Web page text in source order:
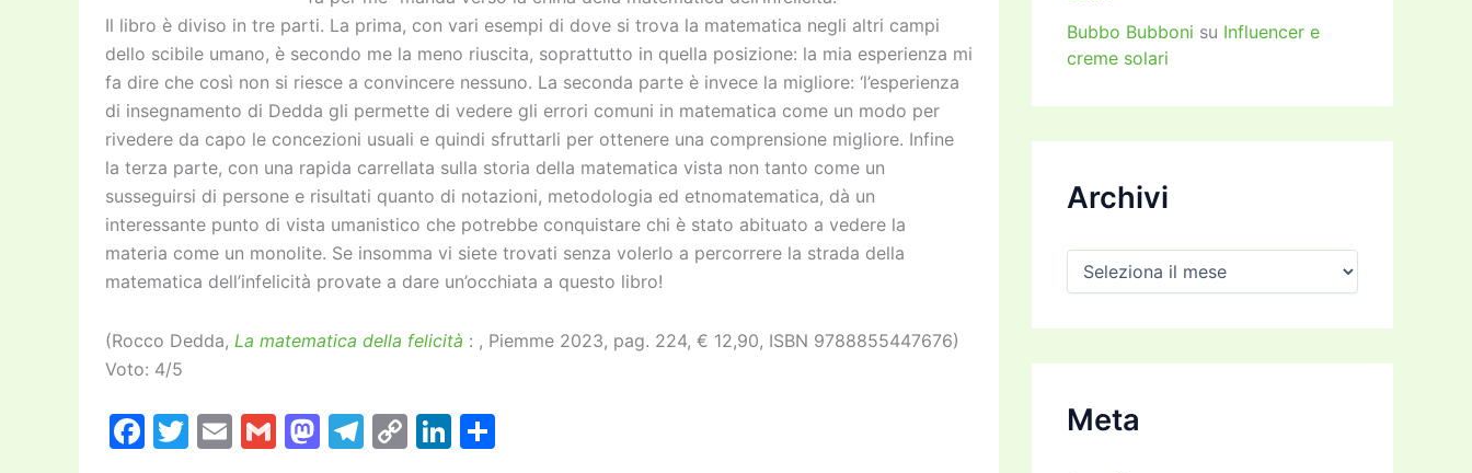
Il libro è diviso in tre parti. La prima, con vari esempi di dove si trova la matematica negli altri campi
dello scibile umano, è secondo me la meno riuscita, soprattutto in quella posizione: la mia esperienza mi
fa dire che così non si riesce a convincere nessuno. La seconda parte è invece la migliore: ‘l’esperienza
di insegnamento di Dedda gli permette di vedere gli errori comuni in matematica come un modo per
rivedere da capo le concezioni usuali e quindi sfruttarli per ottenere una comprensione migliore. Infine
la terza parte, con una rapida carrellata sulla storia della matematica vista non tanto come un
susseguirsi di persone e risultati quanto di notazioni, metodologia ed etnomatematica, dà un
interessante punto di vista umanistico che potrebbe conquistare chi è stato abituato a vedere la
materia come un monolite. Se insomma vi siete trovati senza volerlo a percorrere la strada della
matematica dell’infelicità provate a dare un’occhiata a questo libro!
(Rocco Dedda, La matematica della felicità : , Piemme 2023, pag. 224, € 12,90, ISBN 9788855447676)
Voto: 4/5
F
T
E
G
M T
C
Li
Bubbo Bubboni su Influencer e
creme solari
Archivi
h
v
Meta